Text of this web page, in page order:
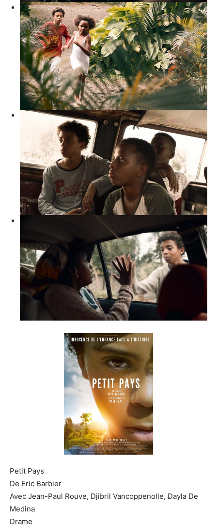
Petit Pays
De Eric Barbier
Avec Jean-Paul Rouve, Djibril Vancoppenolle, Dayla De
Medina
Drame